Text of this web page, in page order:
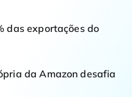
das exportações do
da Amazon desafia